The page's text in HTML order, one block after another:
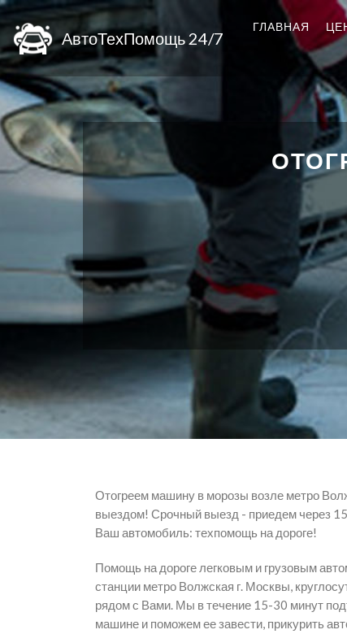
АвтоТехПомощь 24/7
ГЛАВНАЯ
Отогреем машину в морозы возле метро
выездом! Срочный выезд - приедем через
Ваш автомобиль: техпомощь на дороге!
Помощь на дороге легковым и грузовым
станции метро Волжская г. Москвы,
рядом с Вами. Мы в течение 15-30 минут
машине и поможем ее завести, прикурить